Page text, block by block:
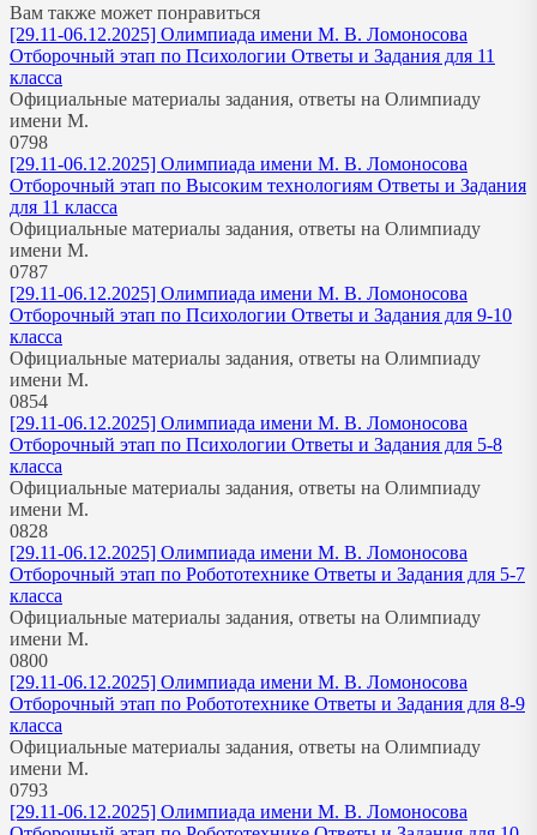
Вам также может понравиться
[29.11-06.12.2025] Олимпиада имени М. В. Ломоносова
Отборочный этап по Психологии Ответы и Задания для 11
класса
Официальные материалы задания, ответы на Олимпиаду
имени М.
0798
[29.11-06.12.2025] Олимпиада имени М. В. Ломоносова
Отборочный этап по Высоким технологиям Ответы и Задания
для 11 класса
Официальные материалы задания, ответы на Олимпиаду
имени М.
0787
[29.11-06.12.2025] Олимпиада имени М. В. Ломоносова
Отборочный этап по Психологии Ответы и Задания для 9-10
класса
Официальные материалы задания, ответы на Олимпиаду
имени М.
0854
[29.11-06.12.2025] Олимпиада имени М. В. Ломоносова
Отборочный этап по Психологии Ответы и Задания для 5-8
класса
Официальные материалы задания, ответы на Олимпиаду
имени М.
0828
[29.11-06.12.2025] Олимпиада имени М. В. Ломоносова
Отборочный этап по Робототехнике Ответы и Задания для 5-7
класса
Официальные материалы задания, ответы на Олимпиаду
имени М.
0800
[29.11-06.12.2025] Олимпиада имени М. В. Ломоносова
Отборочный этап по Робототехнике Ответы и Задания для 8-9
класса
Официальные материалы задания, ответы на Олимпиаду
имени М.
0793
[29.11-06.12.2025] Олимпиада имени М. В. Ломоносова